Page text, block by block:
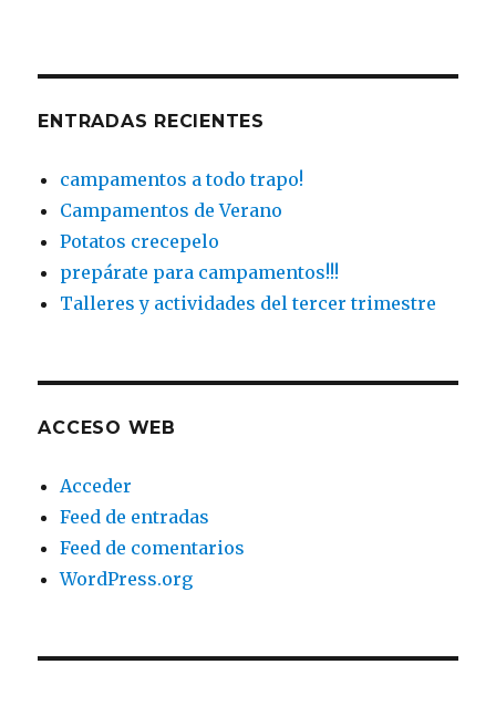
ENTRADAS RECIENTES
campamentos a todo trapo!
Campamentos de Verano
Potatos crecepelo
prepárate para campamentos!!!
Talleres y actividades del tercer trimestre
ACCESO WEB
Acceder
Feed de entradas
Feed de comentarios
WordPress.org